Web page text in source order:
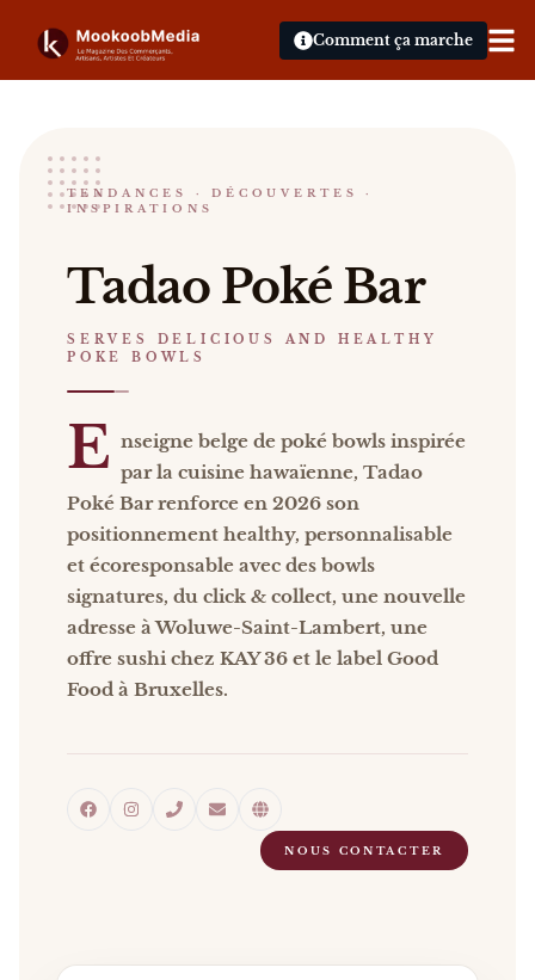
Comment ça marche
TADAO Poke Bar
SERVES DELICIOUS AND HEALTHY POKE BOWLS
Tadao Poké Bar Enseigne belge de poké bowls
Catalogue :restaurants, vidéos.
TENDANCES · DÉCOUVERTES ·
INSPIRATIONS
Tadao Poké Bar
SERVES DELICIOUS AND HEALTHY
POKE BOWLS
E nseigne belge de poké bowls inspirée
par la cuisine hawaïenne, Tadao
Poké Bar renforce en 2026 son
positionnement healthy, personnalisable
et écoresponsable avec des bowls
signatures, du click & collect, une nouvelle
adresse à Woluwe-Saint-Lambert, une
offre sushi chez KAY 36 et le label Good
Food à Bruxelles.
NOUS CONTACTER